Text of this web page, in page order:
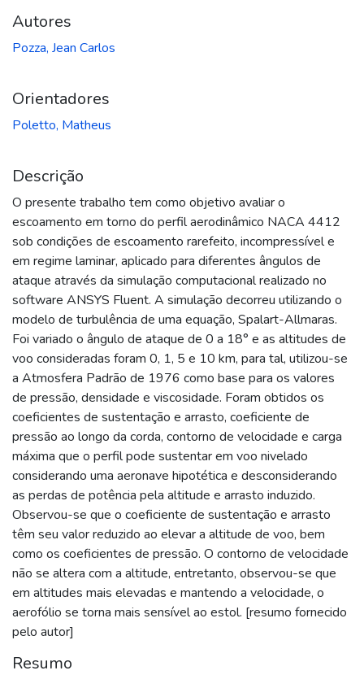
Autores
Pozza, Jean Carlos
Orientadores
Poletto, Matheus
Descrição
O presente trabalho tem como objetivo avaliar o
escoamento em torno do perfil aerodinâmico NACA 4412
sob condições de escoamento rarefeito, incompressível e
em regime laminar, aplicado para diferentes ângulos de
ataque através da simulação computacional realizado no
software ANSYS Fluent. A simulação decorreu utilizando o
modelo de turbulência de uma equação, Spalart-Allmaras.
Foi variado o ângulo de ataque de 0 a 18° e as altitudes de
voo consideradas foram 0, 1, 5 e 10 km, para tal, utilizou-se
a Atmosfera Padrão de 1976 como base para os valores
de pressão, densidade e viscosidade. Foram obtidos os
coeficientes de sustentação e arrasto, coeficiente de
pressão ao longo da corda, contorno de velocidade e carga
máxima que o perfil pode sustentar em voo nivelado
considerando uma aeronave hipotética e desconsiderando
as perdas de potência pela altitude e arrasto induzido.
Observou-se que o coeficiente de sustentação e arrasto
têm seu valor reduzido ao elevar a altitude de voo, bem
como os coeficientes de pressão. O contorno de velocidade
não se altera com a altitude, entretanto, observou-se que
em altitudes mais elevadas e mantendo a velocidade, o
aerofólio se torna mais sensível ao estol. [resumo fornecido
pelo autor]
Resumo